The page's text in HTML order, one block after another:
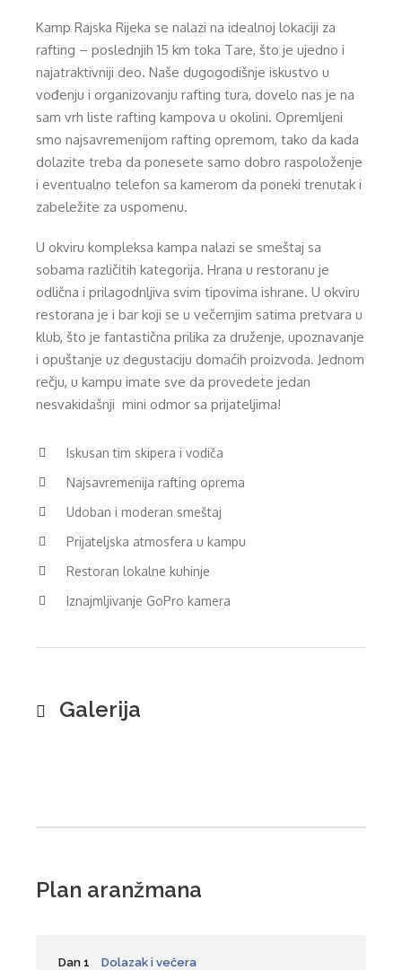
Kamp Rajska Rijeka se nalazi na idealnoj lokaciji za
rafting – poslednjih 15 km toka Tare, što je ujedno i
najatraktivniji deo. Naše dugogodišnje iskustvo u
vođenju i organizovanju rafting tura, dovelo nas je na
sam vrh liste rafting kampova u okolini. Opremljeni
smo najsavremenijom rafting opremom, tako da kada
dolazite treba da ponesete samo dobro raspoloženje
i eventualno telefon sa kamerom da poneki trenutak i
zabeležite za uspomenu.
U okviru kompleksa kampa nalazi se smeštaj sa
sobama različitih kategorija. Hrana u restoranu je
odlična i prilagodnljiva svim tipovima ishrane. U okviru
restorana je i bar koji se u večernjim satima pretvara u
klub, što je fantastična prilika za druženje, upoznavanje
i opuštanje uz degustaciju domaćih proizvoda. Jednom
rečju, u kampu imate sve da provedete jedan
nesvakidašnji mini odmor sa prijateljima!
Iskusan tim skipera i vodiča
Najsavremenija rafting oprema
Udoban i moderan smeštaj
Prijateljska atmosfera u kampu
Restoran lokalne kuhinje
Iznajmljivanje GoPro kamera
Galerija
Plan aranžmana
Dan 1 Dolazak i večera